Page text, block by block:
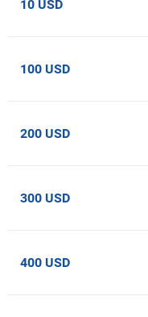
10 USD
100 USD
200 USD
300 USD
400 USD